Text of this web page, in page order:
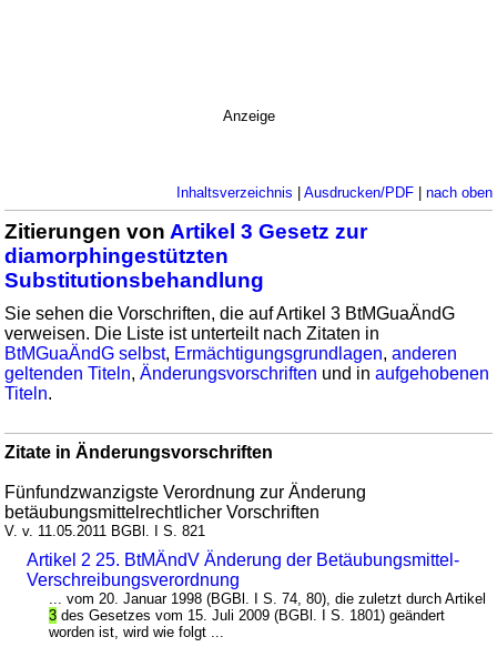
Anzeige
Inhaltsverzeichnis | Ausdrucken/PDF| nach oben
Zitierungen von Artikel 3 Gesetz zur
diamorphingestützten
Substitutionsbehandlung
Sie sehen die Vorschriften, die auf Artikel 3 BtMGuaÄndG
verweisen. Die Liste ist unterteilt nach Zitaten in
BtMGuaÄndG selbst, Ermächtigungsgrundlagen,anderen
geltenden Titeln,Änderungsvorschriften und inaufgehobenen
Titeln.
Zitate in Änderungsvorschriften
Fünfundzwanzigste Verordnung zur Änderung
betäubungsmittelrechtlicher Vorschriften
V. v. 11.05.2011 BGBl. I S. 821
Artikel 2 25. BtMÄndV Änderung der Betäubungsmittel-
Verschreibungsverordnung
... vom 20. Januar 1998 (BGBl. I S. 74, 80), die zuletzt durch Artikel
3 des Gesetzes vom 15. Juli 2009 (BGBl. I S. 1801) geändert
worden ist, wird wie folgt ...